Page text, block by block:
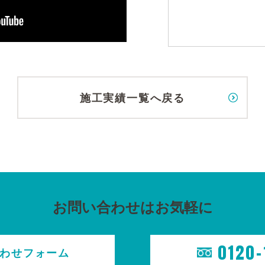
施工実績一覧へ戻る
お問い合わせはお気軽に
せフォーム